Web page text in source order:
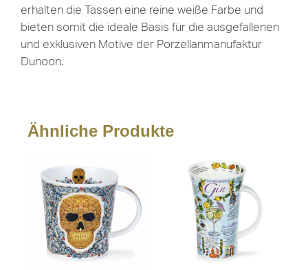
erhalten die Tassen eine reine weiße Farbe und
bieten somit die ideale Basis für die ausgefallenen
und exklusiven Motive der Porzellanmanufaktur
Dunoon.
Ähnliche Produkte